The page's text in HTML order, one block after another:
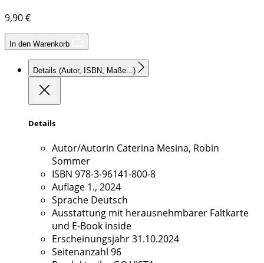
9,90€
In den Warenkorb
Details (Autor, ISBN, Maße...)
Details
Autor/Autorin Caterina Mesina, Robin
Sommer
ISBN 978-3-96141-800-8
Auflage 1., 2024
Sprache Deutsch
Ausstattung mit herausnehmbarer Faltkarte
und E-Book inside
Erscheinungsjahr31.10.2024
Seitenanzahl 96